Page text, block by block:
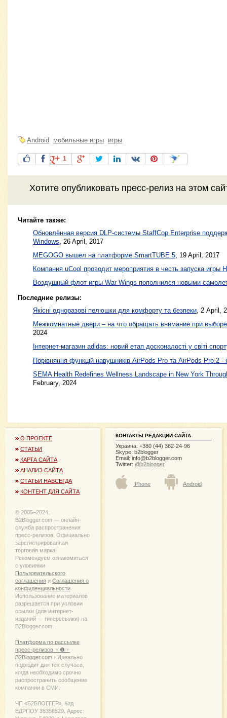
Android мобильные игры игры
1
Хотите опубликовать пресс-релизна этом
Читайте также:
Обновлённая версия DLP-системы StaffCop Enterprise
Windows
26 April, 2017
MEGOGO вышел на платформе SmartTUBE 5 19 April, 2017
Компания uCool проводит мероприятия в честь запуска игры
Воздушный флот игры War Wings пополнился новыми
Последние релизы:
Якісні одноразові пелюшки для комфорту та безпеки , 2 April,
Межкомнатные двери – на что обращать внимание при
2024
Інтернет-магазин adidas: новий етап досконалості у світі
Порівняння функцій навушників AirPods Pro та AirPods Pro 2 -
SEMA Health Redefines Wellness Landscape in New York
February, 2024
О ПРОЕКТЕ
СТАТЬИ
КАРТА САЙТА
АНАЛИЗ САЙТА
СТАТЬИ НАВСЕГДА
КОНТЕНТ ДЛЯ САЙТА
© 2005−2024,
B2Blogger.com — онлайн-
служба распространения
пресс-релизов. Официально
зарегистрированная
торговая марка.
Рекомендуем ознакомиться
с уловиями
Пользовательского
соглашения и Соглашения о
конфиденциальности
Использование материалов
разрешается при условии
ссылки (для интернет-
изданий — гиперссылки) на
B2Blogger.com.
Платформа по рассылке
пресс-релизов ☜❶☞
B2Blogger.com › Идеально
подходит для тех случаев,
когда необходимо срочно
распространить сообщение
компании в СМИ.
ЧП «Б2БЛОГГЕР», Код
ЕДРПОУ 35356529. Адрес:
КОНТАКТЫ РЕДАКЦИИ САЙТА
Украина: +380 (44) 362-24-96
Skype: b2blogger
Email: info@b2blogger.com
Twitter: @b2blogger
IPhone Android